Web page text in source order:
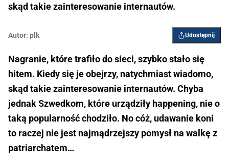
skąd takie zainteresowanie internautów.
Autor: plk Udostępnij
Nagranie, które trafiło do sieci, szybko stało się
hitem. Kiedy się je obejrzy, natychmiast wiadomo,
skąd takie zainteresowanie internautów. Chyba
jednak Szwedkom, które urządziły happening, nie o
taką popularność chodziło. No cóż, udawanie koni
to raczej nie jest najmądrzejszy pomysł na walkę z
patriarchatem…